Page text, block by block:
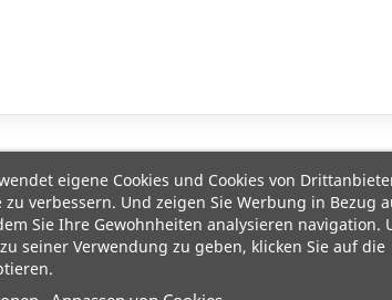
eigene Cookies und Cookies von
verbessern. Und zeigen Sie Werbung in Bezug
Sie Ihre Gewohnheiten analysieren navigation.
seiner Verwendung zu geben, klicken Sie auf die